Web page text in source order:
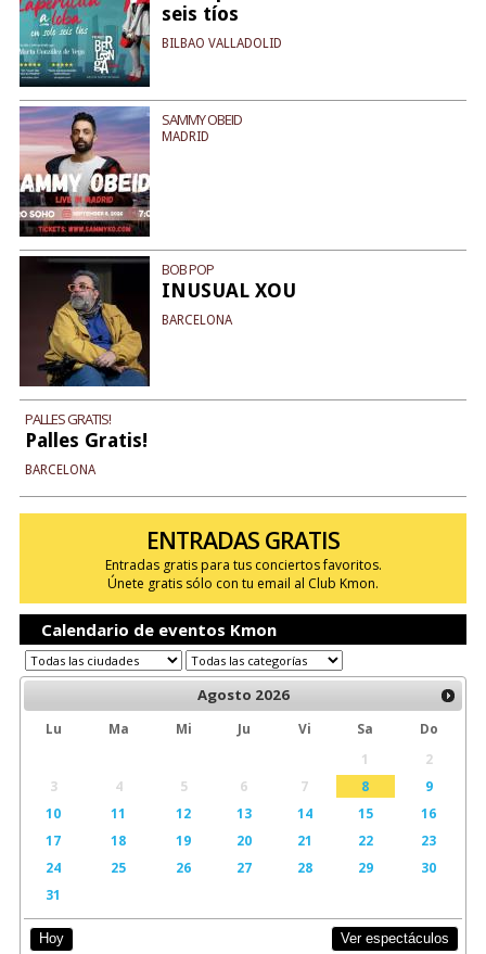
seis tíos
BILBAO VALLADOLID
SAMMY OBEID
MADRID
BOB POP
INUSUAL XOU
BARCELONA
PALLES GRATIS!
Palles Gratis!
BARCELONA
ENTRADAS GRATIS
Entradas gratis para tus conciertos favoritos.
Únete gratis sólo con tu email al Club Kmon.
Calendario de eventos Kmon
Agosto 2026
Lu Ma Mi Ju Vi Sa
Do
1
2
3
4 5 6 7 8
9
10
11 12 13 14 15
16
17
18 19 20 21 22
23
24
25 26 27 28 29
30
31
Hoy Ver espectáculos